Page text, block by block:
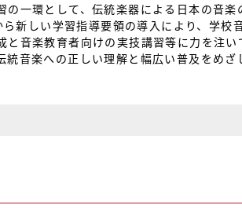
一環として、伝統楽器による日本の音
新しい学習指導要領の導入により、学校
と音楽教育者向けの実技講習等に力を注
音楽への正しい理解と幅広い普及をめざ